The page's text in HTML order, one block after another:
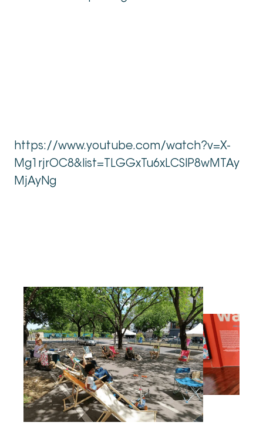
https://www.youtube.com/watch?v=X-
Mg1rjrOC8&list=TLGGxTu6xLCSlP8wMTAy
MjAyNg